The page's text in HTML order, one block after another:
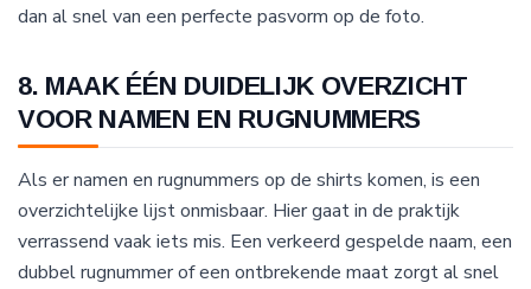
dan al snel van een perfecte pasvorm op de foto.
8. MAAK ÉÉN DUIDELIJK OVERZICHT
VOOR NAMEN EN RUGNUMMERS
Als er namen en rugnummers op de shirts komen, is een
overzichtelijke lijst onmisbaar. Hier gaat in de praktijk
verrassend vaak iets mis. Een verkeerd gespelde naam, een
dubbel rugnummer of een ontbrekende maat zorgt al snel